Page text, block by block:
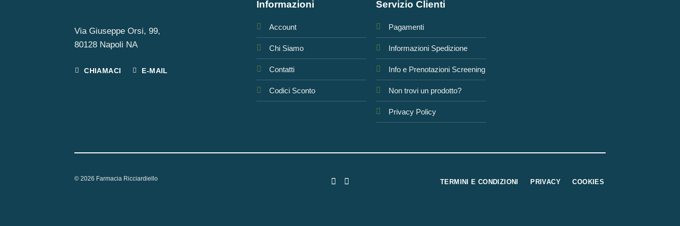
Via Giuseppe Orsi, 99,
80128 Napoli NA
CHIAMACI E-MAIL
Informazioni
Account
Chi Siamo
Contatti
Codici Sconto
Servizio Clienti
Pagamenti
Informazioni Spedizione
Info e Prenotazioni Screening
Non trovi un prodotto?
Privacy Policy
© 2026 Farmacia Ricciardiello TERMINI E CONDIZIONI PRIVACY COOKIES